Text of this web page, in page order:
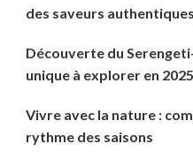
des saveurs
Découverte du
unique à explorer en 2025
Vivre avec la nature :
rythme des saisons